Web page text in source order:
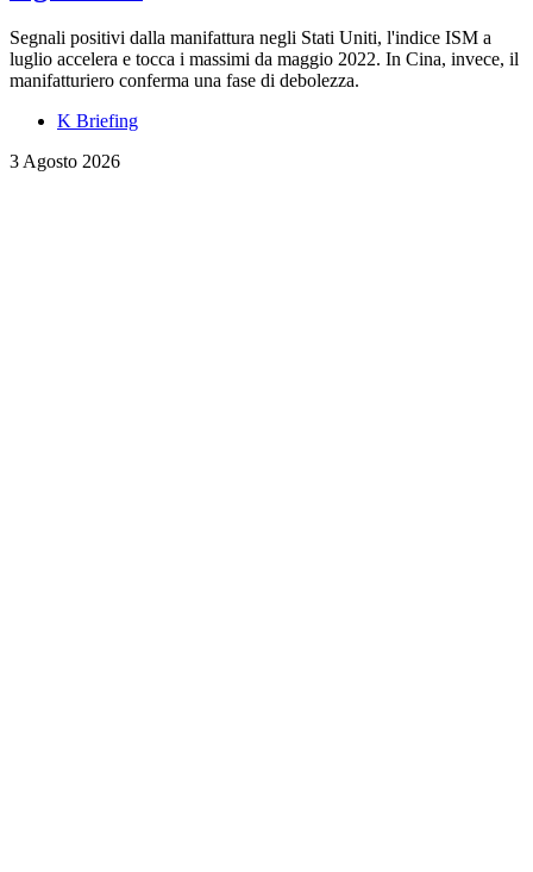
Segnali positivi dalla manifattura negli Stati Uniti, l'indice ISM a
luglio accelera e tocca i massimi da maggio 2022. In Cina, invece, il
manifatturiero conferma una fase di debolezza.
K Briefing
3 Agosto 2026